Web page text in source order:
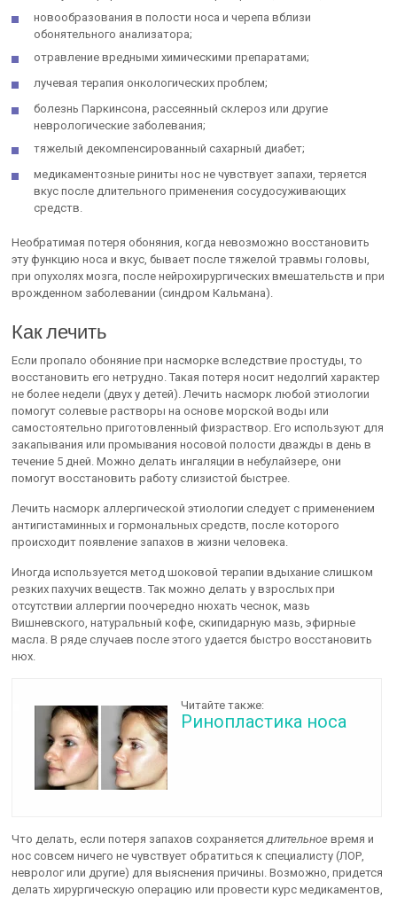
новообразования в полости носа и черепа вблизи
обонятельного анализатора;
отравление вредными химическими препаратами;
лучевая терапия онкологических проблем;
болезнь Паркинсона, рассеянный склероз или другие
неврологические заболевания;
тяжелый декомпенсированный сахарный диабет;
медикаментозные риниты нос не чувствует запахи, теряется
вкус после длительного применения сосудосуживающих
средств.
Необратимая потеря обоняния, когда невозможно восстановить
эту функцию носа и вкус, бывает после тяжелой травмы головы,
при опухолях мозга, после нейрохирургических вмешательств и при
врожденном заболевании (синдром Кальмана).
Как лечить
Если пропало обоняние при насморке вследствие простуды, то
восстановить его нетрудно. Такая потеря носит недолгий характер
не более недели (двух у детей). Лечить насморк любой этиологии
помогут солевые растворы на основе морской воды или
самостоятельно приготовленный физраствор. Его используют для
закапывания или промывания носовой полости дважды в день в
течение 5 дней. Можно делать ингаляции в небулайзере, они
помогут восстановить работу слизистой быстрее.
Лечить насморк аллергической этиологии следует с применением
антигистаминных и гормональных средств, после которого
происходит появление запахов в жизни человека.
Иногда используется метод шоковой терапии вдыхание слишком
резких пахучих веществ. Так можно делать у взрослых при
отсутствии аллергии поочередно нюхать чеснок, мазь
Вишневского, натуральный кофе, скипидарную мазь, эфирные
масла. В ряде случаев после этого удается быстро восстановить
нюх.
Читайте также:
Ринопластика носа
Что делать, если потеря запахов сохраняетсядлительное время и
нос совсем ничего не чувствует обратиться к специалисту (ЛОР,
невролог или другие) для выяснения причины. Возможно, придется
делать хирургическую операцию или провести курс медикаментов,